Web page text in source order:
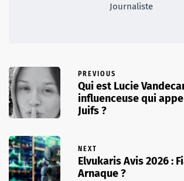
Journaliste
PREVIOUS
Qui est Lucie
influenceuse qui
Juifs ?
NEXT
Elvukaris Avis 2026 :
Arnaque ?